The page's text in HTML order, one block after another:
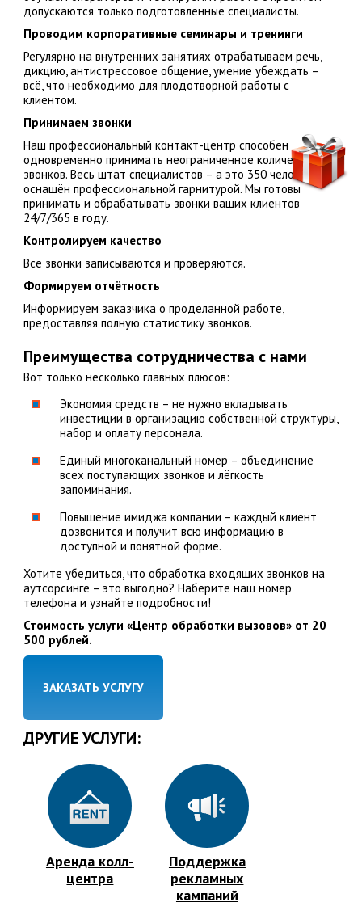
допускаются только подготовленные специалисты.
Проводим корпоративные семинары и тренинги
Регулярно на внутренних занятиях отрабатываем речь,
дикцию, антистрессовое общение, умение убеждать –
всё, что необходимо для плодотворной работы с
клиентом.
Принимаем звонки
Наш профессиональный контакт-центр способен
одновременно принимать неограниченное количество
звонков. Весь штат специалистов – а это 350 человек,
оснащён профессиональной гарнитурой. Мы готовы
принимать и обрабатывать звонки ваших клиентов
24/7/365 в году.
Контролируем качество
Все звонки записываются и проверяются.
Формируем отчётность
Информируем заказчика о проделанной работе,
предоставляя полную статистику звонков.
Преимущества сотрудничества с нами
Вот только несколько главных плюсов:
Экономия средств – не нужно вкладывать
инвестиции в организацию собственной структуры,
набор и оплату персонала.
Единый многоканальный номер – объединение
всех поступающих звонков и лёгкость
запоминания.
Повышение имиджа компании – каждый клиент
дозвонится и получит всю информацию в
доступной и понятной форме.
Хотите убедиться, что обработка входящих звонков на
аутсорсинге – это выгодно? Наберите наш номер
телефона и узнайте подробности!
Стоимость услуги «Центр обработки вызовов» от 20
500 рублей.
ЗАКАЗАТЬ УСЛУГУ
ДРУГИЕ УСЛУГИ:
Аренда колл-
центра
Поддержка
рекламных
кампаний